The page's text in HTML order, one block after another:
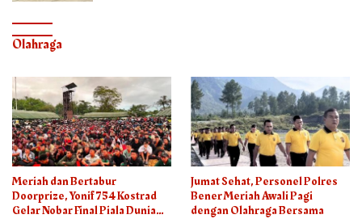
Olahraga
Meriah dan Bertabur
Doorprize, Yonif 754 Kostrad
Gelar Nobar Final Piala Dunia
Jumat Sehat, Personel Polres
Bener Meriah Awali Pagi
dengan Olahraga Bersama